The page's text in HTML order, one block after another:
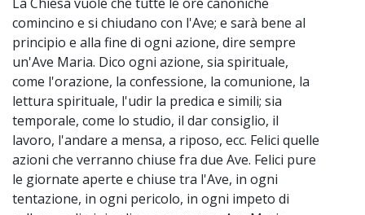
comincino e si chiudano con l'Ave; e sarà bene al
principio e alla fine di ogni azione, dire sempre
un'Ave Maria. Dico ogni azione, sia spirituale,
come l'orazione, la confessione, la comunione, la
lettura spirituale, l'udir la predica e simili; sia
temporale, come lo studio, il dar consiglio, il
lavoro, l'andare a mensa, a riposo, ecc. Felici quelle
azioni che verranno chiuse fra due Ave. Felici pure
le giornate aperte e chiuse tra l'Ave, in ogni
tentazione, in ogni pericolo, in ogni impeto di